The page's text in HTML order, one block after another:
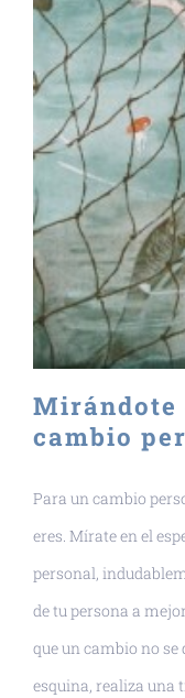
Mirándote
cambio
Para un cambio
eres. Mírate en el
personal,
de tu persona a
que un cambio no
esquina, realiza una